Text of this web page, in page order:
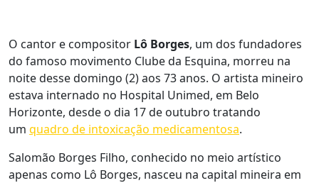
O cantor e compositor Lô Borges, um dos fundadores
do famoso movimento Clube da Esquina, morreu na
noite desse domingo (2) aos 73 anos. O artista mineiro
estava internado no Hospital Unimed, em Belo
Horizonte, desde o dia 17 de outubro tratando
um quadro de intoxicação medicamentosa.
Salomão Borges Filho, conhecido no meio artístico
apenas como Lô Borges, nasceu na capital mineira em